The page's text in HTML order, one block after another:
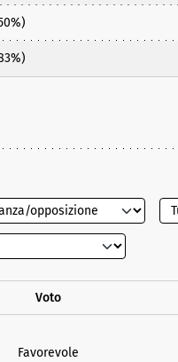
Voto
Favorevole